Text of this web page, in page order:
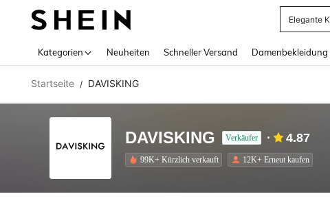
Kategorien Neuheiten Schneller Versand Damenbekleidung
Startseite / DAVISKING
DAVISKING Verkäufer 4.87
99K+ Kürzlich verkauft 12K+ Erneut kaufen